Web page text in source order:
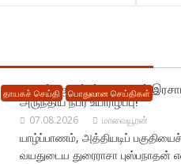
தாயகச் செய்தி பொதுவான செய்திகள்
யாழில் : குடும்பப் தகராறால்
அருந்திய நபர் உயிரிழப்பு!
07.08.2026 மாவையூரன்
யாழ்ப்பாணம், அத்தியடிப்
வயதுடைய துரைராசா புஸ்பநாதன்